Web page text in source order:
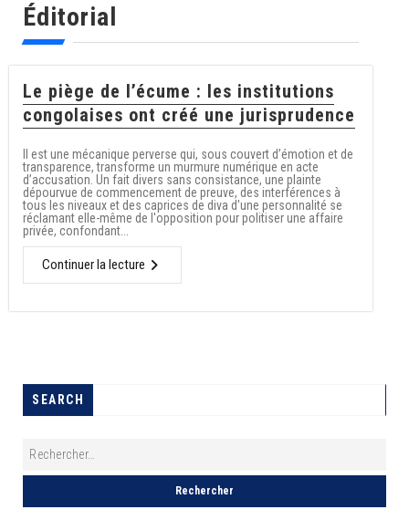
Éditorial
Le piège de l’écume : les institutions
congolaises ont créé une jurisprudence
Il est une mécanique perverse qui, sous couvert d’émotion et de
transparence, transforme un murmure numérique en acte
d’accusation. Un fait divers sans consistance, une plainte
dépourvue de commencement de preuve, des interférences à
tous les niveaux et des caprices de diva d'une personnalité se
réclamant elle-même de l'opposition pour politiser une affaire
privée, confondant...
Continuer la lecture
SEARCH